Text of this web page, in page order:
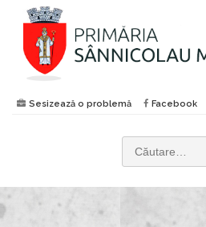
Sesizează o problemă Facebook